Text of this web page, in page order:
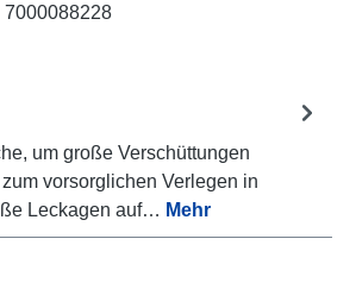
7000088228
um große Verschüttungen
vorsorglichen Verlegen in
Leckagen auf… Mehr